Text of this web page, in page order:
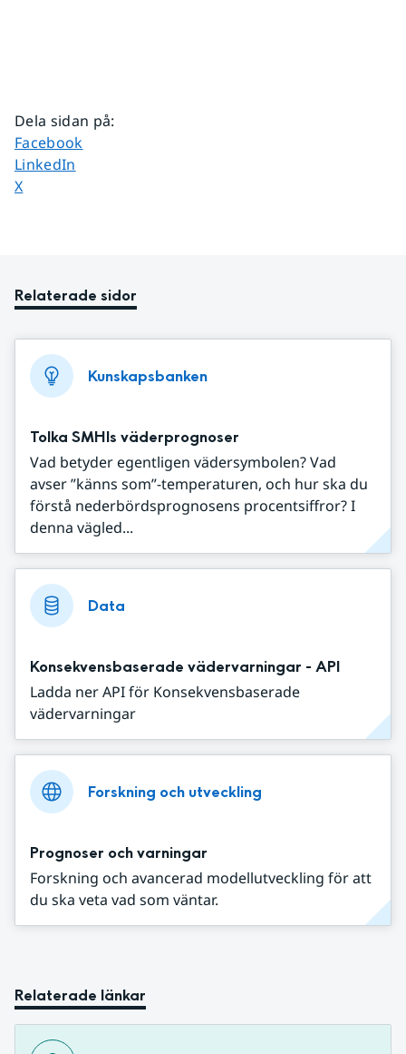
Dela sidan på:
Dela sidan på
Facebook
Dela sidan på
LinkedIn
Dela sidan på
X
Relaterade sidor
Kunskapsbanken
Tolka SMHIs väderprognoser
Vad betyder egentligen vädersymbolen? Vad
avser ”känns som”-temperaturen, och hur ska du
förstå nederbördsprognosens procentsiffror? I
denna vägled...
Data
Konsekvensbaserade vädervarningar - API
Ladda ner API för Konsekvensbaserade
vädervarningar
Forskning och utveckling
Prognoser och varningar
Forskning och avancerad modellutveckling för att
du ska veta vad som väntar.
Relaterade länkar